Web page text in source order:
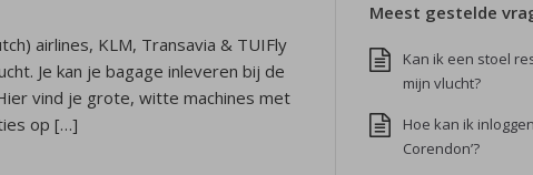
airlines, KLM, Transavia & TUIFly
Je kan je bagage inleveren bij de
vind je grote, witte machines met
op […]
Meest gestelde
Kan ik een stoel
mijn vlucht?
Hoe kan ik
Corendon’?